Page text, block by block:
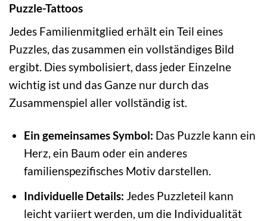
Puzzle-Tattoos
Jedes Familienmitglied erhält ein Teil eines
Puzzles, das zusammen ein vollständiges Bild
ergibt. Dies symbolisiert, dass jeder Einzelne
wichtig ist und das Ganze nur durch das
Zusammenspiel aller vollständig ist.
Ein gemeinsames Symbol: Das Puzzle kann ein
Herz, ein Baum oder ein anderes
familienspezifisches Motiv darstellen.
Individuelle Details: Jedes Puzzleteil kann
leicht variiert werden, um die Individualität